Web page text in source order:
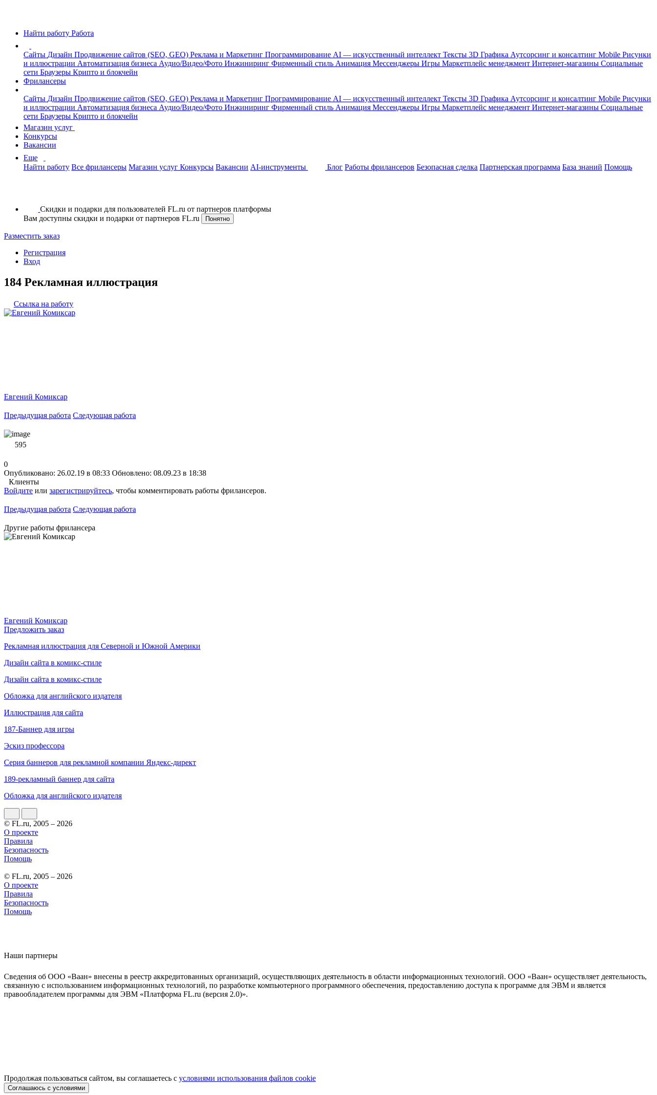
Найти работу Работа
Сайты Дизайн Продвижение сайтов (SEO, GEO) Реклама и Маркетинг Программирование AI — искусственный интеллект Тексты 3D Графика Аутсорсинг и консалтинг Mobile Рисунки
и иллюстрации Автоматизация бизнеса Аудио/Видео/Фото Инжиниринг Фирменный стиль Анимация Мессенджеры Игры Маркетплейс менеджмент Интернет-магазины Социальные
сети Браузеры Крипто и блокчейн
Фрилансеры
Сайты Дизайн Продвижение сайтов (SEO, GEO) Реклама и Маркетинг Программирование AI — искусственный интеллект Тексты 3D Графика Аутсорсинг и консалтинг Mobile Рисунки
и иллюстрации Автоматизация бизнеса Аудио/Видео/Фото Инжиниринг Фирменный стиль Анимация Мессенджеры Игры Маркетплейс менеджмент Интернет-магазины Социальные
сети Браузеры Крипто и блокчейн
Магазин услуг
Конкурсы
Вакансии
Еще
Найти работу Все фрилансеры Магазин услуг Конкурсы Вакансии AI-инструменты Блог Работы фрилансеров Безопасная сделка Партнерская программа База знаний Помощь
Скидки и подарки для пользователей FL.ru от партнеров платформы
Вам доступны скидки и подарки от партнеров FL.ru
Понятно
Разместить заказ
Регистрация
Вход
184 Рекламная иллюстрация
Ссылка на работу
Евгений Комиксар
Предыдущая работа Следующая работа
595
0
Опубликовано: 26.02.19 в 08:33 Обновлено: 08.09.23 в 18:38
Клиенты
Войдите или зарегистрируйтесь, чтобы комментировать работы фрилансеров.
Предыдущая работа Следующая работа
Другие работы фрилансера
Евгений Комиксар
Предложить заказ
Рекламная иллюстрация для Северной и Южной Америки
Дизайн сайта в комикс-стиле
Дизайн сайта в комикс-стиле
Обложка для английского издателя
Иллюстрация для сайта
187-Баннер для игры
Эскиз профессора
Серия баннеров для рекламной компании Яндекс-директ
189-рекламный баннер для сайта
Обложка для английского издателя
© FL.ru, 2005 – 2026
О проекте
Правила
Безопасность
Помощь
© FL.ru, 2005 – 2026
О проекте
Правила
Безопасность
Помощь
Наши партнеры
Сведения об ООО «Ваан» внесены в реестр аккредитованных организаций, осуществляющих деятельность в области информационных технологий. ООО «Ваан» осуществляет деятельность,
связанную с использованием информационных технологий, по разработке компьютерного программного обеспечения, предоставлению доступа к программе для ЭВМ и является
правообладателем программы для ЭВМ «Платформа FL.ru (версия 2.0)».
Продолжая пользоваться сайтом, вы соглашаетесь с условиями использования файлов cookie
Соглашаюсь с условиями